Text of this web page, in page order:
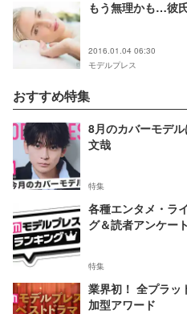
もう無理かも…彼
2016.01.04 06:30
モデルプレス
おすすめ特集
8月のカバーモデ
文哉
特集
各種エンタメ・ラ
グ＆読者アンケー
特集
業界初！ 全プラッ
加型アワード